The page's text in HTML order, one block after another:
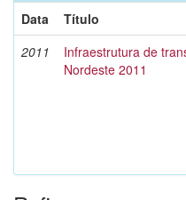
Data
Título
2011
Infraestrutura de
Nordeste 2011